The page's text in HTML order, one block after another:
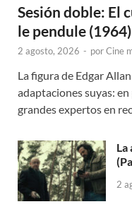
Sesión doble: El
le pendule (1964)
2 agosto, 2026 - porCine
La figura de Edgar
adaptaciones suyas:
grandes expertos en
2